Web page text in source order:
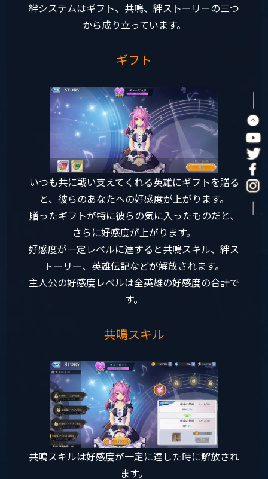
絆システムはギフト、共鳴、絆ストーリーの三つ
から成り立っています。
ギフト
いつも共に戦い支えてくれる英雄にギフトを贈る
と、彼らのあなたへの好感度が上がります。
贈ったギフトが特に彼らの気に入ったものだと、
さらに好感度が上がります。
好感度が一定レベルに達すると共鳴スキル、絆ス
トーリー、英雄伝記などが解放されます。
主人公の好感度レベルは全英雄の好感度の合計で
す。
共鳴スキル
共鳴スキルは好感度が一定に達した時に解放され
ます。